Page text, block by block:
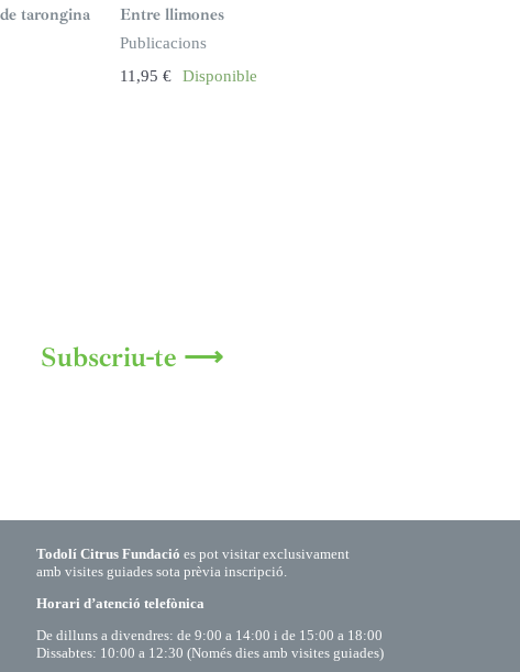
tarongina Entre llimones
Publicacions
11,95 € Disponible
Subscriu-te ⟶
Todolí Citrus Fundació es pot visitar exclusivament
amb visites guiades sota prèvia inscripció.
Horari d’atenció telefònica
De dilluns a divendres: de 9:00 a 14:00 i de 15:00 a 18:00
Dissabtes: 10:00 a 12:30 (Només dies amb visites guiades)